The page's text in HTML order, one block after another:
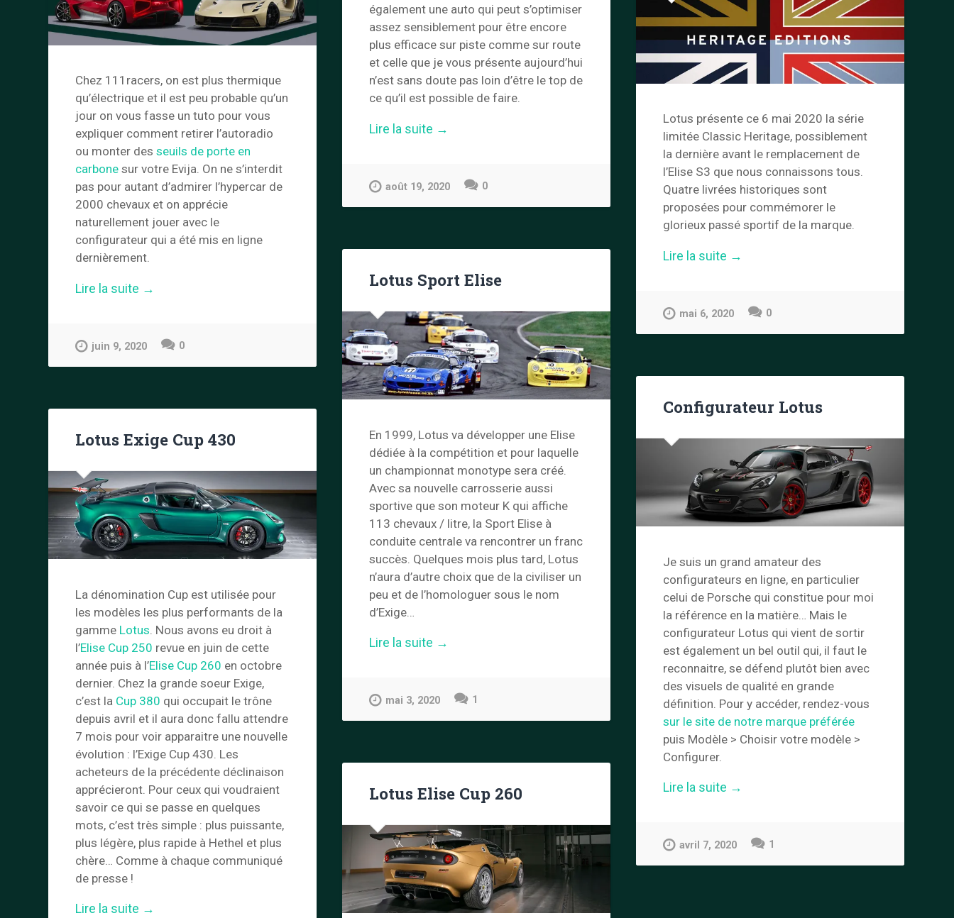
également une auto qui peut s’optimiser
assez sensiblement pour être encore
plus efficace sur piste comme sur route
et celle que je vous présente aujourd’hui
n’est sans doute pas loin d’être le top de
ce qu’il est possible de faire.
Lire la suite « JP
ultime »
→
août 19, 2020 0
Chez 111racers, on est plus thermique
qu’électrique et il est peu probable qu’un
jour on vous fasse un tuto pour vous
expliquer comment retirer l’autoradio
ou monter desseuils de porte en
carbone sur votre Evija. On ne s’interdit
pas pour autant d’admirer l’hypercar de
2000 chevaux et on apprécie
naturellement jouer avec le
configurateur qui a été mis en ligne
dernièrement.
Lire la suite « Configurateur
→
juin 9, 2020 0
Lotus présente ce 6 mai 2020 la série
limitée Classic Heritage, possiblement
la dernière avant le remplacement de
l’Elise S3 que nous connaissons tous.
Quatre livrées historiques sont
proposées pour commémorer le
glorieux passé sportif de la marque.
Lire la suite « Lotus
→
mai 6, 2020 0
Lotus Sport Elise
En 1999, Lotus va développer une Elise
dédiée à la compétition et pour laquelle
un championnat monotype sera créé.
Avec sa nouvelle carrosserie aussi
sportive que son moteur K qui affiche
113 chevaux / litre, la Sport Elise à
conduite centrale va rencontrer un franc
succès. Quelques mois plus tard, Lotus
n’aura d’autre choix que de la civiliser un
peu et de l’homologuer sous le nom
d’Exige…
Lire la suite « Lotus
→
mai 3, 2020 1
Configurateur Lotus
Je suis un grand amateur des
configurateurs en ligne, en particulier
celui de Porsche qui constitue pour moi
la référence en la matière… Mais le
configurateur Lotus qui vient de sortir
est également un bel outil qui, il faut le
reconnaitre, se défend plutôt bien avec
des visuels de qualité en grande
définition. Pour y accéder, rendez-vous
sur le site de notre marque préférée
puis Modèle > Choisir votre modèle >
Configurer.
Lire la suite « Configurateur
→
avril 7, 2020 1
Lotus Exige Cup 430
La dénomination Cup est utilisée pour
les modèles les plus performants de la
gamme Lotus . Nous avons eu droit à
l’Elise Cup 250 revue en juin de cette
année puis à l’Elise Cup 260 en octobre
dernier. Chez la grande soeur Exige,
c’est la Cup 380 qui occupait le trône
depuis avril et il aura donc fallu attendre
7 mois pour voir apparaitre une nouvelle
évolution : l’Exige Cup 430. Les
acheteurs de la précédente déclinaison
apprécieront. Pour ceux qui voudraient
savoir ce qui se passe en quelques
mots, c’est très simple : plus puissante,
plus légère, plus rapide à Hethel et plus
chère… Comme à chaque communiqué
de presse !
Lire la suite « Lotus
→
Lotus Elise Cup 260